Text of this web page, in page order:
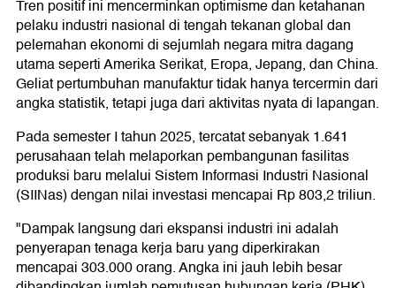
Tren positif ini mencerminkan optimisme dan ketahanan
pelaku industri nasional di tengah tekanan global dan
pelemahan ekonomi di sejumlah negara mitra dagang
utama seperti Amerika Serikat, Eropa, Jepang, dan China.
Geliat pertumbuhan manufaktur tidak hanya tercermin dari
angka statistik, tetapi juga dari aktivitas nyata di lapangan.
Pada semester I tahun 2025, tercatat sebanyak 1.641
perusahaan telah melaporkan pembangunan fasilitas
produksi baru melalui Sistem Informasi Industri Nasional
(SIINas) dengan nilai investasi mencapai Rp 803,2 triliun.
"Dampak langsung dari ekspansi industri ini adalah
penyerapan tenaga kerja baru yang diperkirakan
mencapai 303.000 orang. Angka ini jauh lebih besar